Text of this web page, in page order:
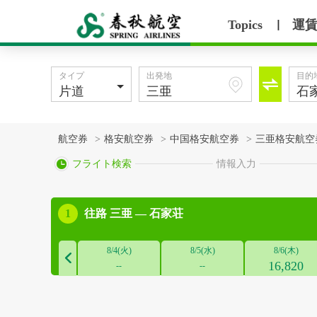
Topics 運

 フライト検索 情報入力

タイプ 出発地 目的
航空券 > 格安航空券 > 中国格安航空券 > 三亜格安航空
1 往路 三亜 — 石家荘

8/4(火)
--
8/5(水)
--
8/6(木)
16,820